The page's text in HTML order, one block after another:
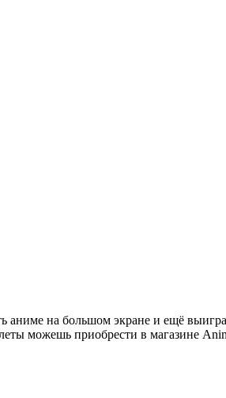
аниме на большом экране и ещё
можешь приобрести в магазине